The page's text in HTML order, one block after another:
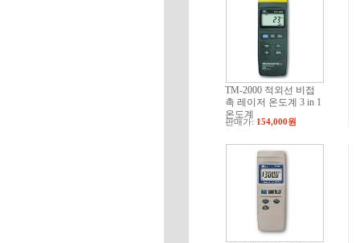
TM-2000 적외선 비접
촉 레이저 온도계 3 in 1
온도계
판매가: 154,000원